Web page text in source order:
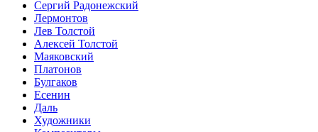
Сергий Радонежский
Лермонтов
Лев Толстой
Алексей Толстой
Маяковский
Платонов
Булгаков
Есенин
Даль
Художники